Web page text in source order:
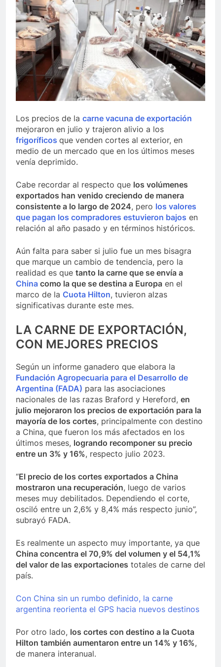
Los precios de la carne vacuna de exportación
mejoraron en julio y trajeron alivio a los
frigoríficos que venden cortes al exterior, en
medio de un mercado que en los últimos meses
venía deprimido.
Cabe recordar al respecto que los volúmenes
exportados han venido creciendo de manera
consistente a lo largo de 2024, pero los valores
que pagan los compradores estuvieron bajos en
relación al año pasado y en términos históricos.
Aún falta para saber si julio fue un mes bisagra
que marque un cambio de tendencia, pero la
realidad es que tanto la carne que se envía a
China como la que se destina a Europa en el
marco de la Cuota Hilton, tuvieron alzas
significativas durante este mes.
LA CARNE DE EXPORTACIÓN,
CON MEJORES PRECIOS
Según un informe ganadero que elabora la
Fundación Agropecuaria para el Desarrollo de
Argentina (FADA) para las asociaciones
nacionales de las razas Braford y Hereford, en
julio mejoraron los precios de exportación para la
mayoría de los cortes, principalmente con destino
a China, que fueron los más afectados en los
últimos meses, logrando recomponer su precio
entre un 3% y 16%, respecto julio 2023.
“El precio de los cortes exportados a China
mostraron una recuperación, luego de varios
meses muy debilitados. Dependiendo el corte,
osciló entre un 2,6% y 8,4% más respecto junio”,
subrayó FADA.
Es realmente un aspecto muy importante, ya que
China concentra el 70,9% del volumen y el 54,1%
del valor de las exportaciones totales de carne del
país.
Con China sin un rumbo definido, la carne
argentina reorienta el GPS hacia nuevos destinos
Por otro lado, los cortes con destino a la Cuota
Hilton también aumentaron entre un 14% y 16%,
de manera interanual.